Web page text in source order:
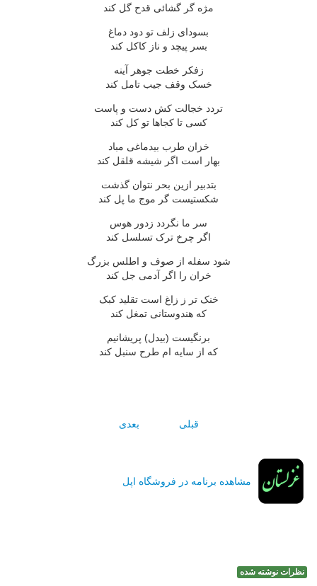
مژه گر گشائى قدح گل کند
بسوداى زلف تو دود دماغ
بسر پيچد و ناز کاکل کند
زفکر خطت جوهر آينه
خسک وقف جيب تامل کند
تردد خجالت کش دست و پاست
کسى تا کجاها تو کل کند
خزان طرب بيدماغى مباد
بهار است اگر شيشه قلقل کند
بتدبير ازين بحر نتوان گذشت
شکستيست گر موج ما پل کند
سر ما نگردد زدور هوس
اگر چرخ ترک تسلسل کند
شود سفله از صوف و اطلس بزرگ
خران را اگر آدمى جل کند
خنک تر ز زاغ است تقليد کبک
که هندوستانى تمغل کند
برنگيست (بيدل) پريشانيم
که از سايه ام طرح سنبل کند
قبلی بعدی
مشاهده برنامه در فروشگاه اپل
نظرات نوشته شده